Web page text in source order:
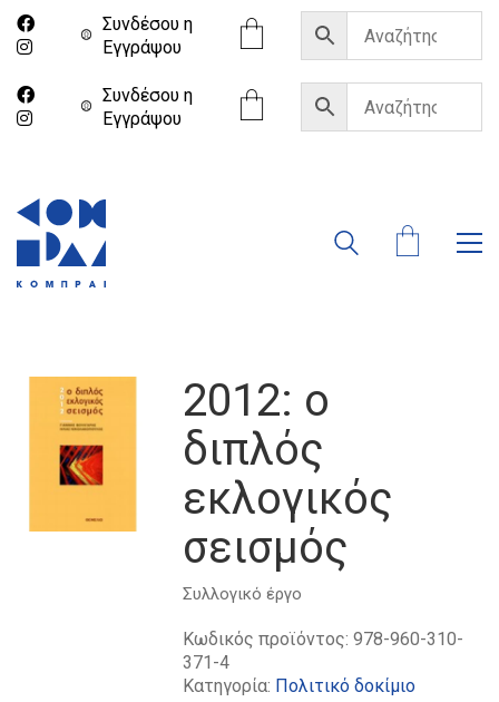
Συνδέσου η
Eγγράψου
Συνδέσου η
Eγγράψου
2012: ο
διπλός
εκλογικός
σεισμός
Συλλογικό έργο
Κωδικός προϊόντος:978-960-310-
371-4
Κατηγορία: Πολιτικό δοκίμιο